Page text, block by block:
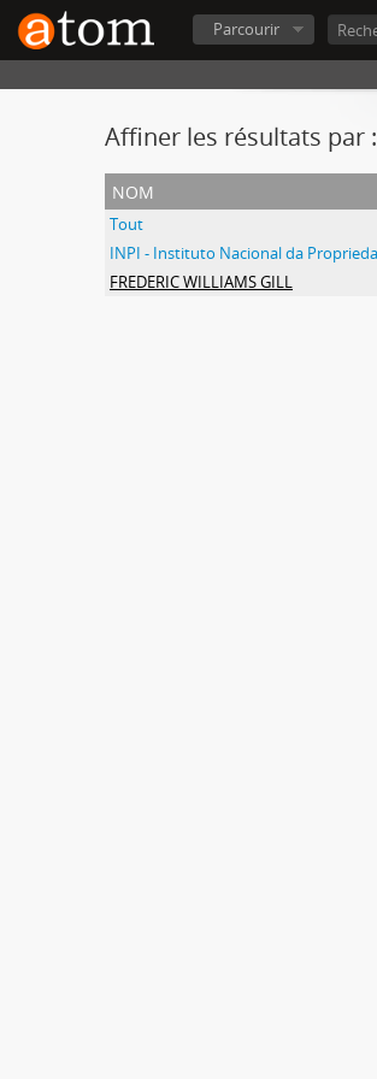
Parcourir
Affiner les résultats par :
nom
Tout
FREDERIC WILLIAMS GILL